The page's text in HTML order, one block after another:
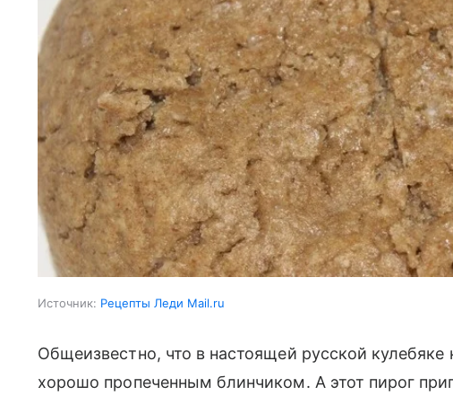
Источник: Рецепты Леди Mail.ru
Общеизвестно, что в настоящей русской
хорошо пропеченным блинчиком. А этот пирог